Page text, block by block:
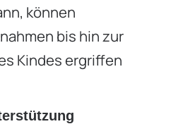
können
bis hin zur
Kindes ergriffen